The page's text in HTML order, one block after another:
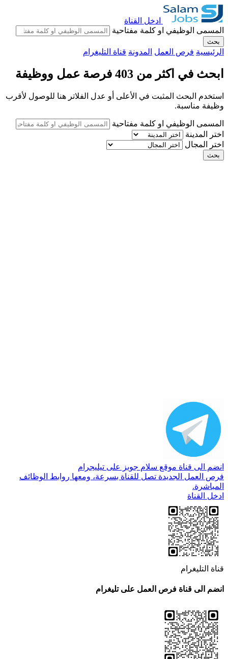
ادخل القناة
المسمى الوظيفي او كلمة مفتاحية
بحث
الرئيسية فرص العمل المدونة قناة التليغرام
ابحث في اكثر من 403 فرصة عمل ووظيفة
استخدم البحث المثبت في الأعلى أو عدل الفلاتر هنا للوصول لأقرب
وظيفة مناسبة.
المسمى الوظيفي او كلمة مفتاحية
اختر المدينة
اختر المجال
بحث
انضم الى قناة موقع سلام جوبز على تيليجرام
فرص العمل الجديدة تصل للقناة بسرعة، ومعها روابط الوظائف
المباشرة.
ادخل القناة
قناة التليغرام
انضم الى قناة فرص العمل على تليغرام